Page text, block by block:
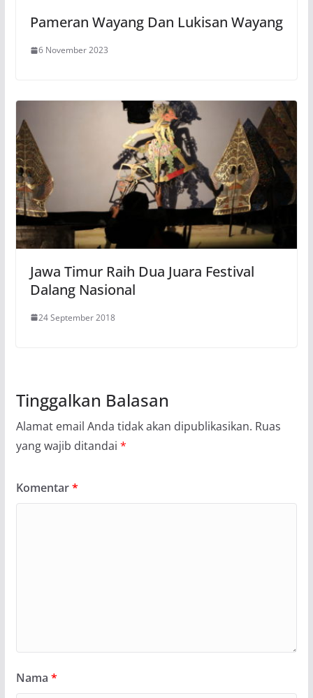
Pameran Wayang Dan Lukisan Wayang
6 November 2023
Jawa Timur Raih Dua Juara Festival
Dalang Nasional
24 September 2018
Tinggalkan Balasan
Alamat email Anda tidak akan dipublikasikan. Ruas
yang wajib ditandai *
Komentar*
Nama *